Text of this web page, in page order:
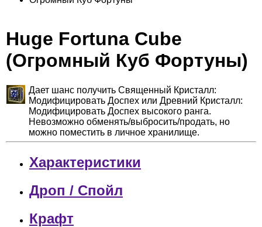
Huge Fortuna Cube
(Огромный Куб Фортуны)
Дает шанс получить Священный Кристалл:
Модифицировать Доспех или Древний Кристалл:
Модифицировать Доспех высокого ранга.
Невозможно обменять/выбросить/продать, но
можно поместить в личное хранилище.
Характеристики
Дроп / Спойл
Крафт